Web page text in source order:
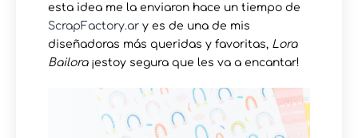
esta idea me la enviaron hace un tiempo de
ScrapFactory.ar y es de una de mis
diseñadoras más queridas y favoritas, Lora
Bailora¡estoy segura que les va a encantar!